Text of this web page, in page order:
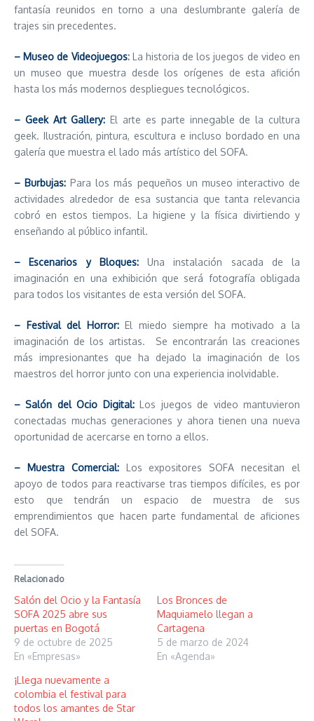
fantasía reunidos en torno a una deslumbrante galería de
trajes sin precedentes.
– Museo de Videojuegos:La historia de los juegos de video en
un museo que muestra desde los orígenes de esta afición
hasta los más modernos despliegues tecnológicos.
– Geek Art Gallery: El arte es parte innegable de la cultura
geek. Ilustración, pintura, escultura e incluso bordado en una
galería que muestra el lado más artístico del SOFA.
– Burbujas: Para los más pequeños un museo interactivo de
actividades alrededor de esa sustancia que tanta relevancia
cobró en estos tiempos. La higiene y la física divirtiendo y
enseñando al público infantil.
– Escenarios y Bloques: Una instalación sacada de la
imaginación en una exhibición que será fotografía obligada
para todos los visitantes de esta versión del SOFA.
– Festival del Horror: El miedo siempre ha motivado a la
imaginación de los artistas. Se encontrarán las creaciones
más impresionantes que ha dejado la imaginación de los
maestros del horror junto con una experiencia inolvidable.
– Salón del Ocio Digital:Los juegos de video mantuvieron
conectadas muchas generaciones y ahora tienen una nueva
oportunidad de acercarse en torno a ellos.
– Muestra Comercial:Los expositores SOFA necesitan el
apoyo de todos para reactivarse tras tiempos difíciles, es por
esto que tendrán un espacio de muestra de sus
emprendimientos que hacen parte fundamental de aficiones
del SOFA.
Relacionado
Salón del Ocio y la Fantasía
SOFA 2025 abre sus
puertas en Bogotá
9 de octubre de 2025
En «Empresas»
Los Bronces de
Maquiamelo llegan a
Cartagena
5 de marzo de 2024
En «Agenda»
¡Llega nuevamente a
colombia el festival para
todos los amantes de Star